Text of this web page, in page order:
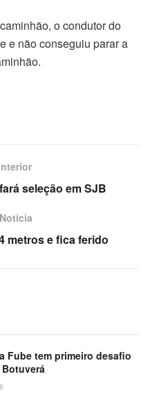
o condutor do
e não conseguiu parar a
seleção em SJB
metros e fica ferido
Fube tem primeiro desafio